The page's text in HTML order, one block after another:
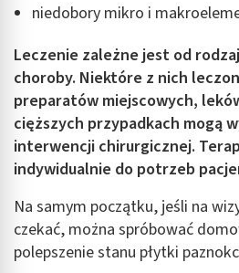
niedobory mikro i
Leczenie zależne jest od
choroby. Niektóre z nich
preparatów miejscowych,
cięższych przypadkach mogą
interwencji chirurgicznej.
indywidualnie do potrzeb
Na samym początku, jeśli na
czekać, można spróbować
polepszenie stanu płytki